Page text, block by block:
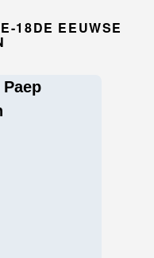
18DE EEUWSE